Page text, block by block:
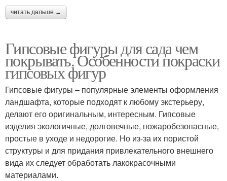
читать дальше →
Гипсовые фигуры для сада чем
покрывать. Особенности покраски
гипсовых фигур
Гипсовые фигуры – популярные элементы оформления
ландшафта, которые подходят к любому экстерьеру,
делают его оригинальным, интересным. Гипсовые
изделия экологичные, долговечные, пожаробезопасные,
простые в уходе и недорогие. Но из-за их пористой
структуры и для придания привлекательного внешнего
вида их следует обработать лакокрасочными
материалами.